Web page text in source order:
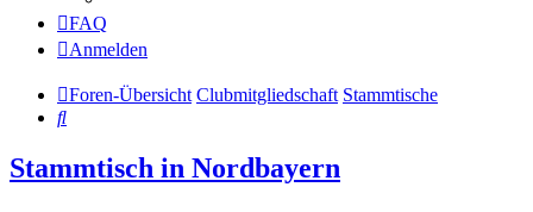
FAQ
Anmelden
Foren-Übersicht Clubmitgliedschaft Stammtische
Suche
Stammtisch in Nordbayern